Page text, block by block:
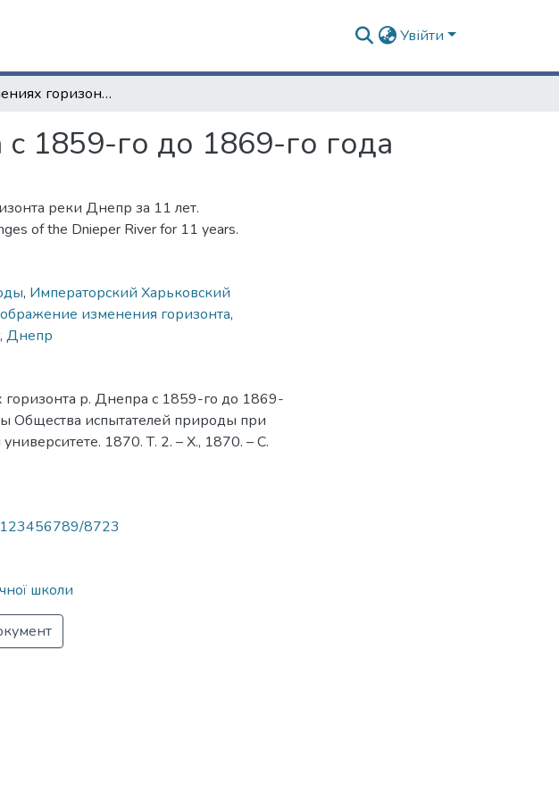
Увійти
Об изменениях горизонта р. Днепра с 1859-го до 1869-го года
1859-го до 1869-го года
реки Днепр за 11 лет.
of the Dnieper River for 11 years.
, Императорский Харьковский
изменения горизонта,
, Днепр
р. Днепра с 1859-го до 1869-
Общества испытателей природы при
1870. Т. 2. – Х., 1870. – С.
123456789/8723
школи